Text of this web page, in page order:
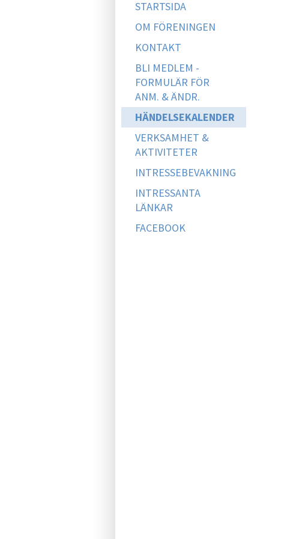
STARTSIDA
OM FÖRENINGEN
KONTAKT
BLI MEDLEM -
FORMULÄR FÖR
ANM. & ÄNDR.
HÄNDELSEKALENDER
VERKSAMHET &
AKTIVITETER
INTRESSEBEVAKNING
INTRESSANTA
LÄNKAR
FACEBOOK